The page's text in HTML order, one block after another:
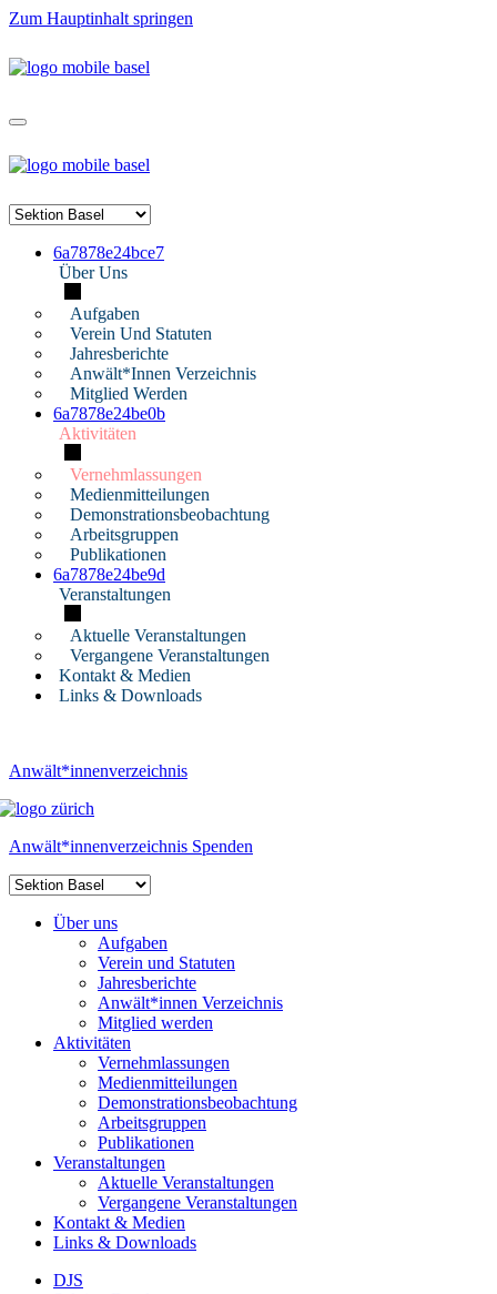
Zum Hauptinhalt springen
6a7878e24bce7
Über Uns
Aufgaben
Verein Und Statuten
Jahresberichte
Anwält*innen Verzeichnis
Mitglied Werden
6a7878e24be0b
Aktivitäten
Vernehmlassungen
Medienmitteilungen
Demonstrationsbeobachtung
Arbeitsgruppen
Publikationen
6a7878e24be9d
Veranstaltungen
Aktuelle Veranstaltungen
Vergangene Veranstaltungen
Kontakt & Medien
Links & Downloads
Anwält*innenverzeichnis
Anwält*innenverzeichnis Spenden
Über uns
Aufgaben
Verein und Statuten
Jahresberichte
Anwält*innen Verzeichnis
Mitglied werden
Aktivitäten
Vernehmlassungen
Medienmitteilungen
Demonstrationsbeobachtung
Arbeitsgruppen
Publikationen
Veranstaltungen
Aktuelle Veranstaltungen
Vergangene Veranstaltungen
Kontakt & Medien
Links & Downloads
DJS